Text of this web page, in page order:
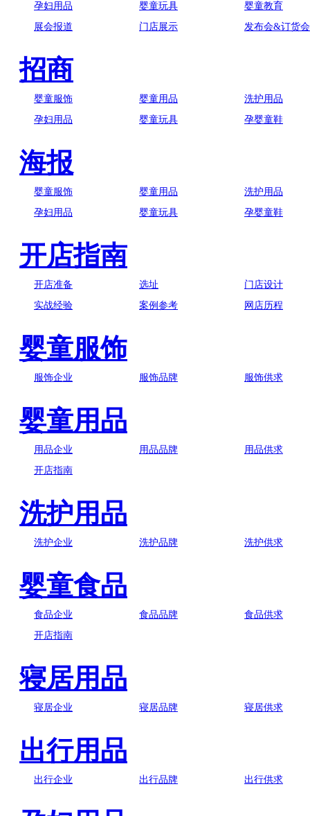
孕妇用品
婴童玩具
婴童教育
展会报道
门店展示 发布会&订货会
招商
婴童服饰 婴童用品
洗护用品
孕妇用品
婴童玩具 孕婴童鞋
海报
婴童服饰 婴童用品
洗护用品
孕妇用品
婴童玩具 孕婴童鞋
开店指南
开店准备 选址
门店设计
实战经验
案例参考 网店历程
婴童服饰
服饰企业 服饰品牌 服饰供求
婴童用品
用品企业 用品品牌
用品供求
开店指南
洗护用品
洗护企业 洗护品牌 洗护供求
婴童食品
食品企业 食品品牌
食品供求
开店指南
寝居用品
寝居企业 寝居品牌 寝居供求
出行用品
出行企业 出行品牌 出行供求